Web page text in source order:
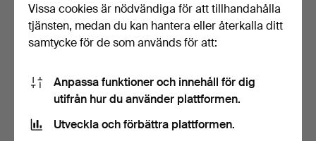
OLE PLESS JØRGENSEN.
'Pipeline', taklampa …
ETT PAR taklampor av
glaserad keramik, Dan…
8 dagar
Vissa cookies är nödvändiga för att tillhandahålla
tjänsten, medan du kan hantera eller återkalla ditt
samtycke för de som används för att:
Anpassa funktioner och innehåll för dig
utifrån hur du använder plattformen.
Utveckla och förbättra plattformen.